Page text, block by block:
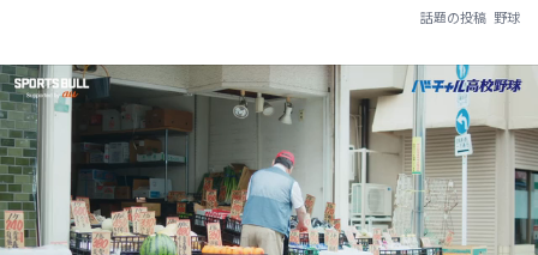
話題の投稿 野球